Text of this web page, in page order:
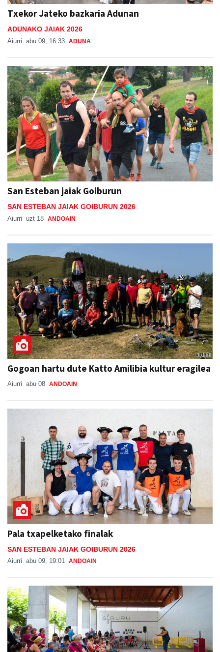
Txekor Jateko bazkaria Adunan
ADUNAKO JAIAK 2026
Aiurri abu 09, 16:33 ADUNA
San Esteban jaiak Goiburun
SAN ESTEBAN JAIAK GOIBURUN 2026
Aiurri uzt 18 ANDOAIN
Gogoan hartu dute Katto Amilibia kultur eragilea
Aiurri abu 08 ANDOAIN
Pala txapelketako finalak
SAN ESTEBAN JAIAK GOIBURUN 2026
Aiurri abu 09, 19:01 ANDOAIN